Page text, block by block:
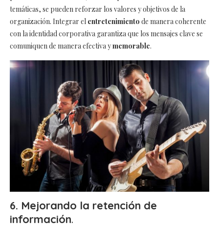
temáticas, se pueden reforzar los valores y objetivos de la
organización. Integrar el entretenimiento de manera coherente
con la identidad corporativa garantiza que los mensajes clave se
comuniquen de manera efectiva ymemorable.
6. Mejorando la retención de
información.